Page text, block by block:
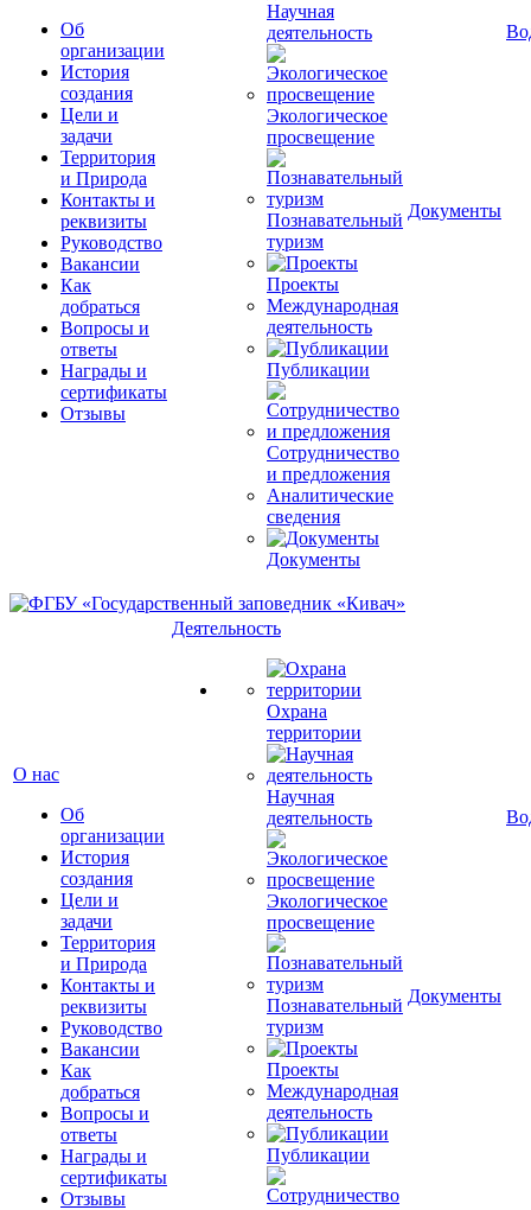
Об
организации
История
создания
Цели и
задачи
Территория
и Природа
Контакты и
реквизиты
Руководство
Вакансии
Как
добраться
Вопросы и
ответы
Награды и
сертификаты
Отзывы
Научная
деятельность
Экологическое
просвещение
Познавательный
туризм
Проекты
Международная
деятельность
Публикации
Сотрудничество
и предложения
Аналитические
сведения
Документы
Документы
О нас
Об
организации
История
создания
Цели и
задачи
Территория
и Природа
Контакты и
реквизиты
Руководство
Вакансии
Как
добраться
Вопросы и
ответы
Награды и
сертификаты
Отзывы
Деятельность
Охрана
территории
Научная
деятельность
Экологическое
просвещение
Познавательный
туризм
Проекты
Международная
деятельность
Публикации
Документы